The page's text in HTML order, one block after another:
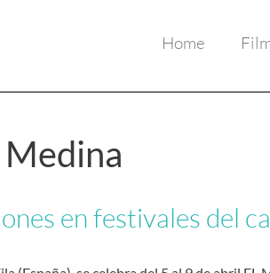
Home
en festivales del